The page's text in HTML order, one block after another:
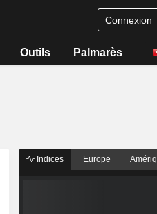
Connexion
Outils Palmarès
Indices Europe